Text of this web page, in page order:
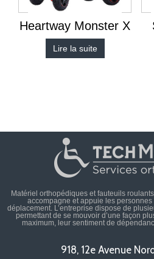
Heartway Monster X
Lire la suite
Matériel orthopédiques et fauteuils
accompagne et appuie les
déplacement. L’entreprise dispose de
permettant de se mouvoir d’une façon
maximum, leur sentiment de
918, 12e Avenue